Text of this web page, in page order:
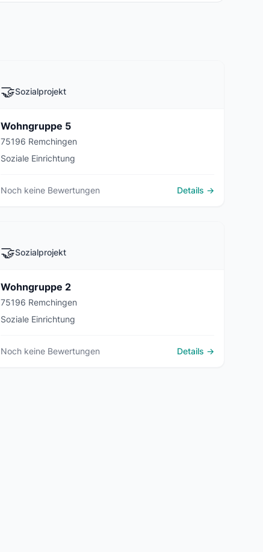
🤝Sozialprojekt
Wohngruppe 5
75196 Remchingen
Soziale Einrichtung
Noch keine Bewertungen Details →
🤝Sozialprojekt
Wohngruppe 2
75196 Remchingen
Soziale Einrichtung
Noch keine Bewertungen Details →